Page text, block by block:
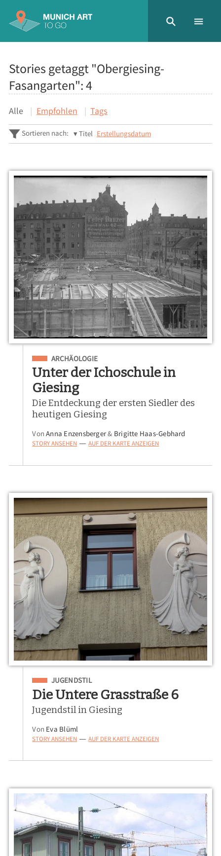
Stories getaggt "Obergiesing-
Fasangarten":4
Alle Empfohlen Tags
Sortieren nach: Titel Erstellungsdatum
Eingeordnet unter
ARCHÄOLOGIE
Unter der Ichoschule in
Giesing
Die Entdeckung der ersten Siedler des
heutigen Giesing
VonAnna Enzensberger& Brigitte Haas-Gebhard
STORY ANSEHEN — AUF DER KARTE ANZEIGEN
Eingeordnet unter
JUGENDSTIL
Die Untere Grasstraße 6
Jugendstil in Giesing
Von Eva Blüml
STORY ANSEHEN — AUF DER KARTE ANZEIGEN